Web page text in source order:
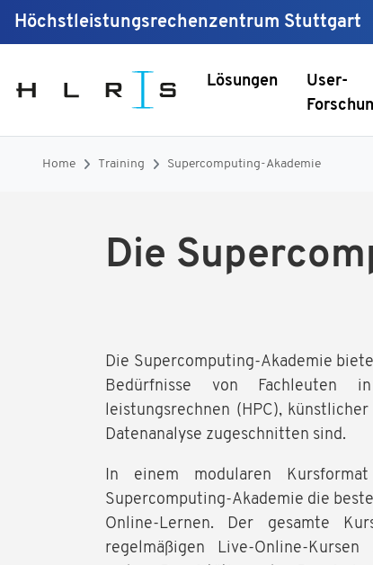
Höchstleistungsrechenzentrum Stuttgart
Lösungen
User-
Home Training Supercomputing-Akademie
Die
Die Supercomputing-Akademie
Bedürfnisse von Fachleuten
leistungsrechnen (HPC),
Datenanalyse zugeschnitten sind.
In einem modularen
Supercomputing-Akademie die
Online-Lernen. Der gesamte
regelmäßigen Live-Online-